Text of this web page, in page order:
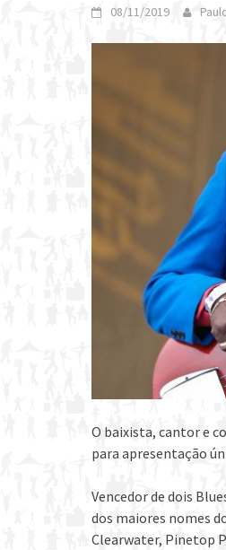
08/11/2019
O baixista, cantor e
para apresentação
Vencedor de dois
dos maiores nomes
Clearwater, Pinetop